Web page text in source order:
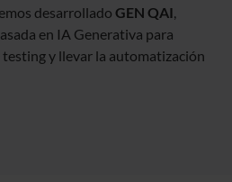
desarrollado GEN QAI,
en IA Generativa para
y llevar la automatización